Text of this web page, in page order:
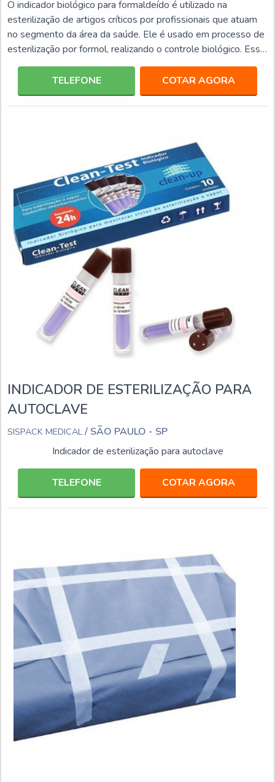
O indicador biológico para formaldeído é utilizado na
esterilização de artigos críticos por profissionais que atuam
no segmento da área da saúde. Ele é usado em processo de
esterilização por formol, realizando o controle biológico. Esse
tipo de produto tem um tempo de resposta que varia de 24
a 48 horas, dependendo de que modelo está sendo utilizado,
por exemplo, o BT100 formaldeído 48h, como no próprio
rótulo informa, tem um tempo para resposta de 48 horas.
TELEFONE COTAR AGORA
INDICADOR DE ESTERILIZAÇÃO PARA
AUTOCLAVE
SISPACK MEDICAL / SÃO PAULO - SP
Indicador de esterilização para autoclave
TELEFONE COTAR AGORA